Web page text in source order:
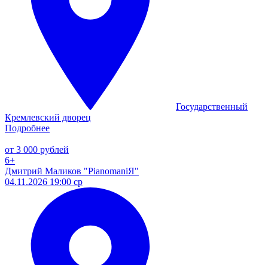
Государственный
Кремлевский дворец
Подробнее
от 3 000 рублей
6+
Дмитрий Маликов "PianomaniЯ"
04.11.2026 19:00 ср